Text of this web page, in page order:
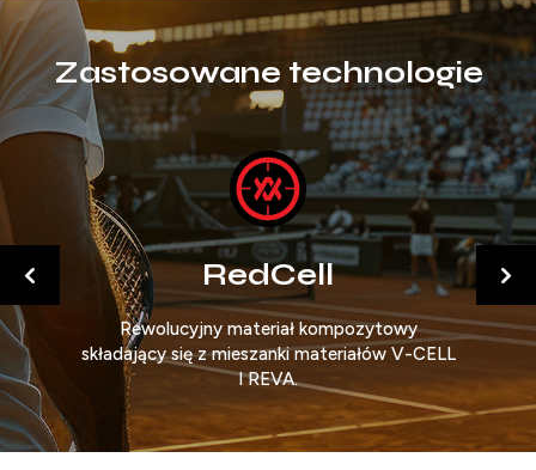
Zastosowane technologie
RedCell
Rewolucyjny materiał kompozytowy
składający się z mieszanki materiałów V-CELL
I REVA.